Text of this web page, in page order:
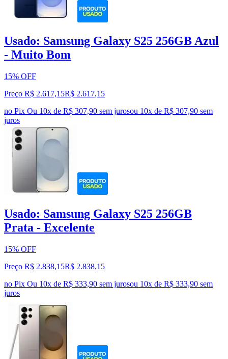
Usado: Samsung Galaxy S25 256GB Azul
- Muito Bom
15% OFF
Preço R$ 2.617,15R$ 2.617,15
no Pix Ou 10x de R$ 307,90 sem jurosou 10x de R$ 307,90 sem
juros
Usado: Samsung Galaxy S25 256GB
Prata - Excelente
15% OFF
Preço R$ 2.838,15R$ 2.838,15
no Pix Ou 10x de R$ 333,90 sem jurosou 10x de R$ 333,90 sem
juros